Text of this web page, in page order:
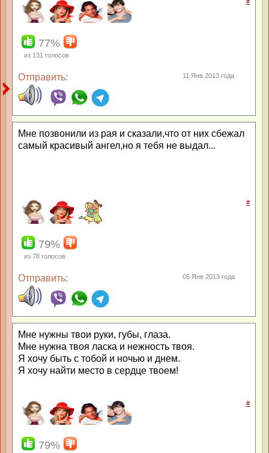
77%
из 131 голосов
Отправить: 11 Янв 2013 года
Мне позвонили из рая и сказали,что от них сбежал
самый красивый ангел,но я тебя не выдал...
#
79%
из 78 голосов
Отправить: 05 Янв 2013 года
Мне нужны твои руки, губы, глаза.
Мне нужна твоя ласка и нежность твоя.
Я хочу быть с тобой и ночью и днем.
Я хочу найти место в сердце твоем!
#
79%